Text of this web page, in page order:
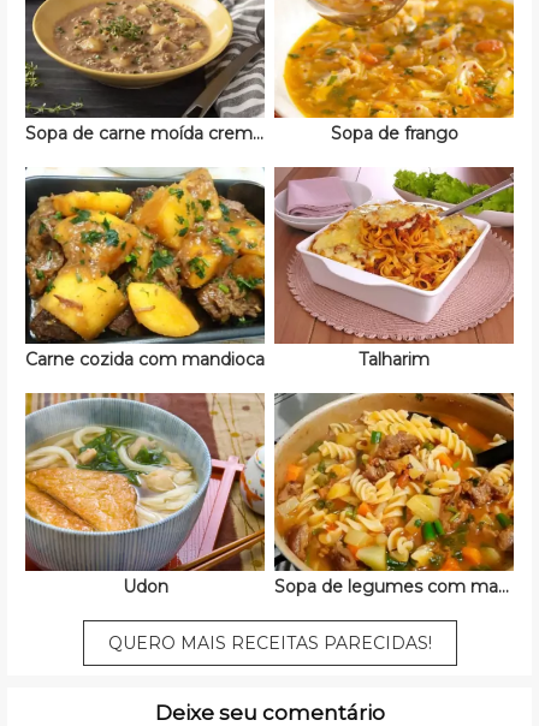
Sopa de carne moída cremosa Sopa de frango
Carne cozida com mandioca Talharim
Udon Sopa de legumes com macarrão
QUERO MAIS RECEITAS PARECIDAS!
Deixe seu comentário